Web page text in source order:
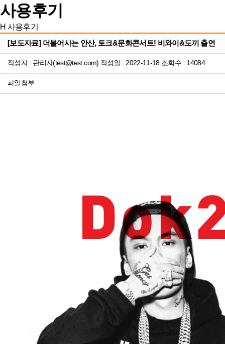
사용후기
H 사용후기
[보도자료] 더불어사는 안산, 토크&문화콘서트! 비와이&도끼 출연
작성자 : 관리자(test@test.com) 작성일 : 2022-11-18 조회수 : 14084
파일첨부 :